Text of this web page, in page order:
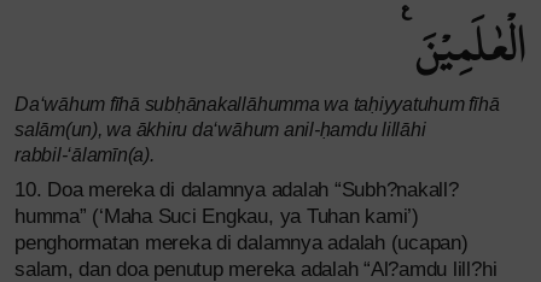
الْعٰلَمِيْنَ ࣖ
Da‘wāhum fīhā subḥānakallāhumma wa taḥiyyatuhum fīhā
salām(un), wa ākhiru da‘wāhum anil-ḥamdu lillāhi
rabbil-‘ālamīn(a).
10. Doa mereka di dalamnya adalah “Subh?nakall?
humma” (‘Maha Suci Engkau, ya Tuhan kami’)
penghormatan mereka di dalamnya adalah (ucapan)
salam, dan doa penutup mereka adalah “Al?amdu lill?hi